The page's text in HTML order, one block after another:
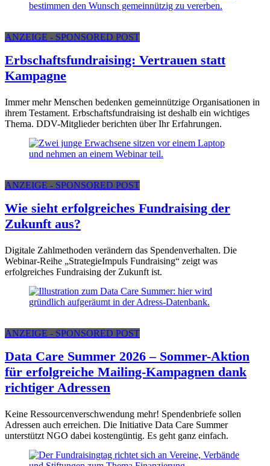
ANZEIGE - SPONSORED POST
Erbschaftsfundraising: Vertrauen statt
Kampagne
Immer mehr Menschen bedenken gemeinnützige Organisationen in
ihrem Testament. Erbschaftsfundraising ist deshalb ein wichtiges
Thema. DDV-Mitglieder berichten über Ihr Erfahrungen.
ANZEIGE - SPONSORED POST
Wie sieht erfolgreiches Fundraising der
Zukunft aus?
Digitale Zahlmethoden verändern das Spendenverhalten. Die
Webinar-Reihe „StrategieImpuls Fundraising“ zeigt was
erfolgreiches Fundraising der Zukunft ist.
ANZEIGE - SPONSORED POST
Data Care Summer 2026 – Sommer-Aktion
für erfolgreiche Mailing-Kampagnen dank
richtiger Adressen
Keine Ressourcenverschwendung mehr! Spendenbriefe sollen
Adressen auch erreichen. Die Initiative Data Care Summer
unterstützt NGO dabei kostengüntig. Es geht ganz einfach.